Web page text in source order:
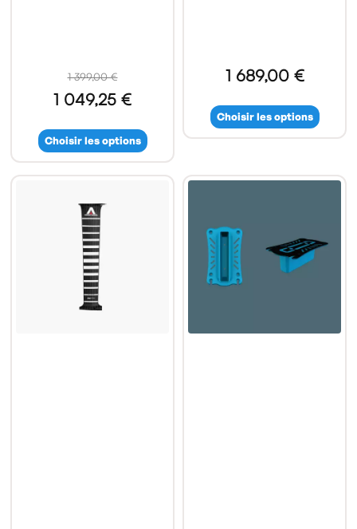
1 399,00 €
1 049,25 €
Choisir les options
1 689,00 €
Choisir les options